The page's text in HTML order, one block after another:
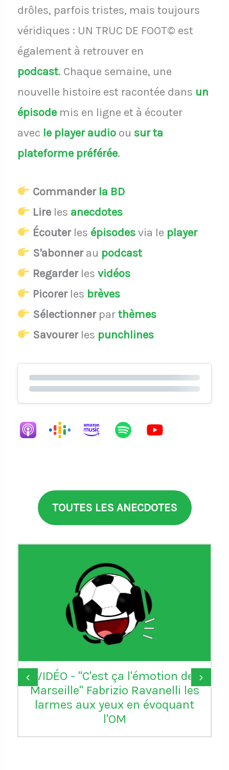
drôles, parfois tristes, mais toujours
véridiques : UN TRUC DE FOOT© est
également à retrouver en
podcast. Chaque semaine, une
nouvelle histoire est racontée dans un
épisodemis en ligne et à écouter
avec le player audio ou sur ta
plateforme préférée.
Commander la BD
Lireles anecdotes
Écouterles épisodesvia le player
S'abonnerau podcast
Regarderles vidéos
Picorerles brèves
Sélectionnerparthèmes
Savourerles punchlines
TOUTES LES ANECDOTES
VIDÉO - "C'est ça l'émotion de
Marseille" Fabrizio Ravanelli les
larmes aux yeux en évoquant
‹ ›